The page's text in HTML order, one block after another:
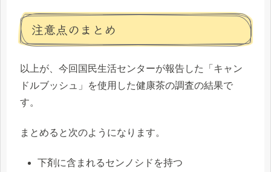
注意点のまとめ
以上が、今回国民生活センターが報告した「キャン
ドルブッシュ」を使用した健康茶の調査の結果で
す。
まとめると次のようになります。
下剤に含まれるセンノシドを持つ